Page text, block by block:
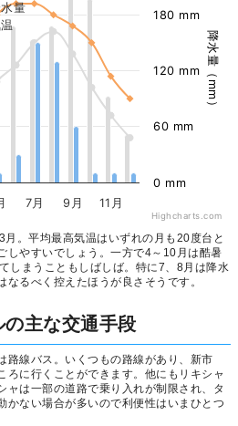
降水量（mm）
量
7月 9月 11月
0 mm
60 mm
120 mm
180 mm
Highcharts.com
。平均最高気温はいずれの月も20度台と
しやすいでしょう。一方で4～10月は酷暑
しまうこともしばしば。特に7、8月は降水
るべく控えたほうが良さそうです。
の主な交通手段
路線バス。いくつもの路線があり、新市
ろに行くことができます。他にもリキシャ
ャは一部の道路で乗り入れが制限され、タ
かない場合が多いので利便性はいまひとつ